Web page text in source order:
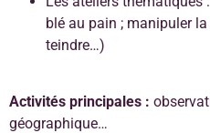
blé au pain ; manipuler la
teindre…)
Activités principales :
géographique…